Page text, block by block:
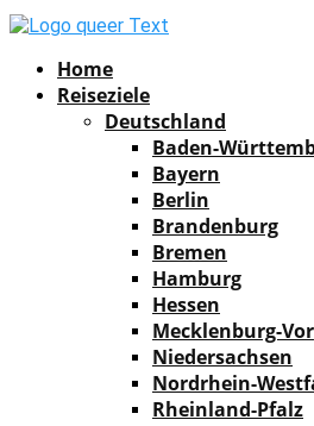
Home
Reiseziele
Deutschland
Baden-
Bayern
Berlin
Brandenburg
Bremen
Hamburg
Hessen
Mecklenburg-
Niedersachsen
Nordrhein-
Rheinland-Pfalz